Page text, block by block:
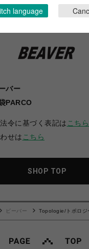
バー
PARCO
令に基づく表記は こちら
せは こちら
SHOP TOP
ビーバー
Topologie/トポロジ
language